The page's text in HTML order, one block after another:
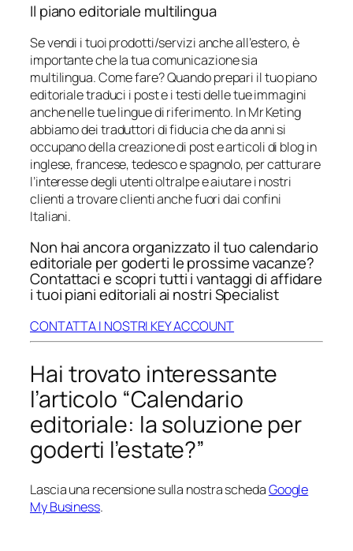
Il piano editoriale multilingua
Se vendi i tuoi prodotti/servizi anche all’estero, è
importante che la tua comunicazione sia
multilingua. Come fare? Quando prepari il tuo piano
editoriale traduci i post e i testi delle tue immagini
anche nelle tue lingue di riferimento. In Mr Keting
abbiamo dei traduttori di fiducia che da anni si
occupano della creazione di post e articoli di blog in
inglese, francese, tedesco e spagnolo, per catturare
l’interesse degli utenti oltralpe e aiutare i nostri
clienti a trovare clienti anche fuori dai confini
Italiani.
Non hai ancora organizzato il tuo calendario
editoriale per goderti le prossime vacanze?
Contattaci e scopri tutti i vantaggi di affidare
i tuoi piani editoriali ai nostri Specialist
CONTATTA I NOSTRI KEY ACCOUNT
Hai trovato interessante
l’articolo “Calendario
editoriale: la soluzione per
goderti l’estate?”
Lascia una recensione sulla nostra schedaGoogle
My Business.